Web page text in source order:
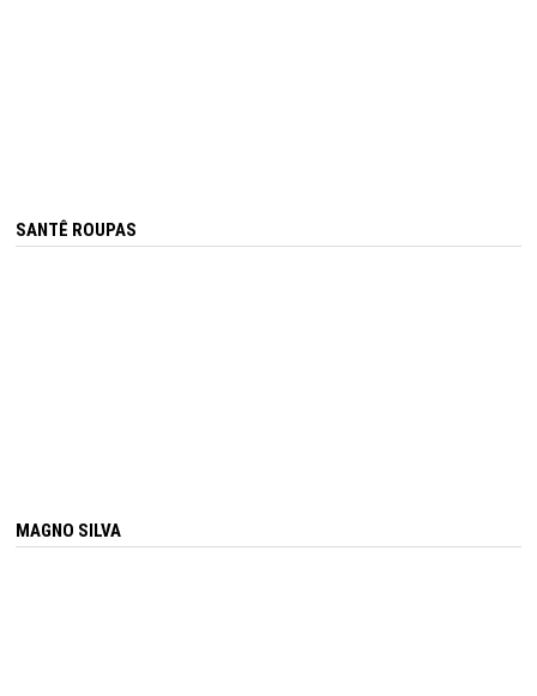
SANTÊ ROUPAS
MAGNO SILVA